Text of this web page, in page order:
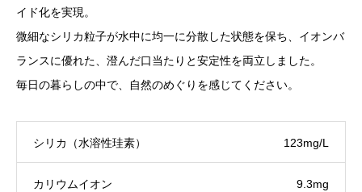
イド化を実現。
微細なシリカ粒子が水中に均一に分散した状態を保ち、イオンバ
ランスに優れた、澄んだ口当たりと安定性を両立しました。
毎日の暮らしの中で、自然のめぐりを感じてください。
シリカ（水溶性珪素） 123mg/L
カリウムイオン 9.3mg